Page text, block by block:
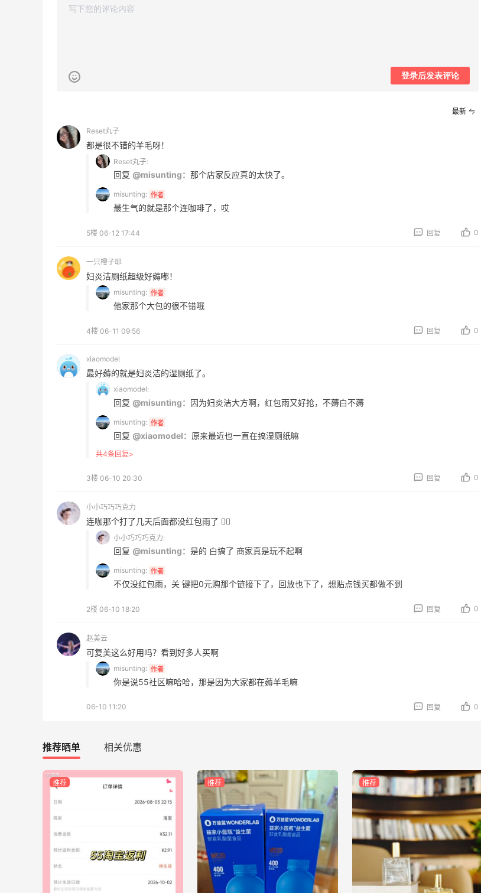
登录后发表评论
最新
Reset丸子
都是很不错的羊毛呀！
Reset丸子:
回复 @misunting： 那个店家反应真的太快了。
misunting: 作者
最生气的就是那个连咖啡了，哎
5楼 06-12 17:44 回复 0
一只橙子耶
妇炎洁厕纸超级好薅嘟！
misunting: 作者
他家那个大包的很不错哦
4楼 06-11 09:56 回复 0
xiaomodel
最好薅的就是妇炎洁的湿厕纸了。
xiaomodel:
回复 @misunting： 因为妇炎洁大方啊，红包雨又好抢，不薅白不薅
misunting: 作者
回复 @xiaomodel： 原来最近也一直在搞湿厕纸嘛
共4条回复>
3楼 06-10 20:30 回复 0
小小巧巧巧克力
连咖那个打了几天后面都没红包雨了 🙂‍↔️
小小巧巧巧克力:
回复 @misunting： 是的 白搞了 商家真是玩不起啊
misunting: 作者
不仅没红包雨，关 键把0元购那个链接下了，回放也下了，想贴点钱买都做不到
2楼 06-10 18:20 回复 0
赵美云
可复美这么好用吗？看到好多人买啊
misunting: 作者
你是说55社区嘛哈哈，那是因为大家都在薅羊毛嘛
06-10 11:20 回复 0
推荐晒单 相关优惠
推荐 推荐 推荐
6009人成功下单
最高3%返利
510人获得返利
开奖｜社区7月常规主题活动名单公布
08月06日
Bobbi Brown美网2026黑五海淘活动什
碳水快乐｜童年回忆李先生牛肉面🍜
08月06日 3
户外运动防-晒｜蜜丝婷开挂摇摇乐实测
08月06日
FWRD黑五2026海淘奢侈品折扣力度大
FWRD美网2026黑五海淘活动什么时候
【黑五海淘攻略】Bobbi Brown黑五